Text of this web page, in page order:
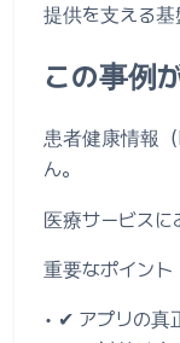
提供を支える基
この事例
患者健康情報
ん。
医療サービスに
重要なポイント
• ✔ アプリの真